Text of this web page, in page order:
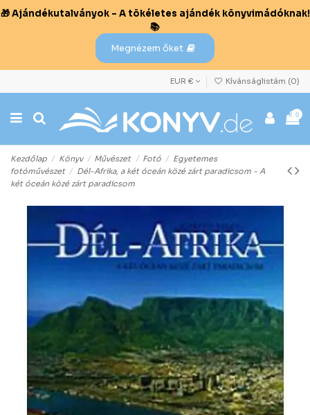
🎁 Ajándékutalványok – A tökéletes ajándék könyvimádóknak!
📚
Megnézem őket
EUR € Kívánságlistám (0)
0
Kezdőlap Könyv Művészet Fotó
Egyetemes
fotóművészet
Dél-Afrika, a két óceán közé zárt paradicsom - A
két óceán közé zárt paradicsom